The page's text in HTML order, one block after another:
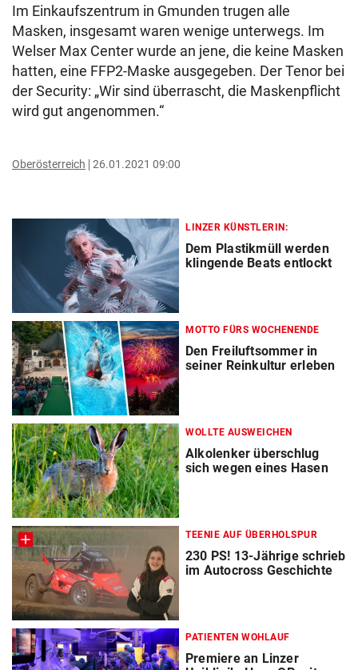
Im Einkaufszentrum in Gmunden trugen alle
Masken, insgesamt waren wenige unterwegs. Im
Welser Max Center wurde an jene, die keine Masken
hatten, eine FFP2-Maske ausgegeben. Der Tenor bei
der Security: „Wir sind überrascht, die Maskenpflicht
wird gut angenommen.“
Oberösterreich 26.01.2021 09:00
LINZER KÜNSTLERIN:
Dem Plastikmüll werden
klingende Beats entlockt
MOTTO FÜRS WOCHENENDE
Den Freiluftsommer in
seiner Reinkultur erleben
WOLLTE AUSWEICHEN
Alkolenker überschlug
sich wegen eines Hasen
TEENIE AUF ÜBERHOLSPUR
230 PS! 13-Jährige schrieb
im Autocross Geschichte
PATIENTEN WOHLAUF
Premiere an Linzer